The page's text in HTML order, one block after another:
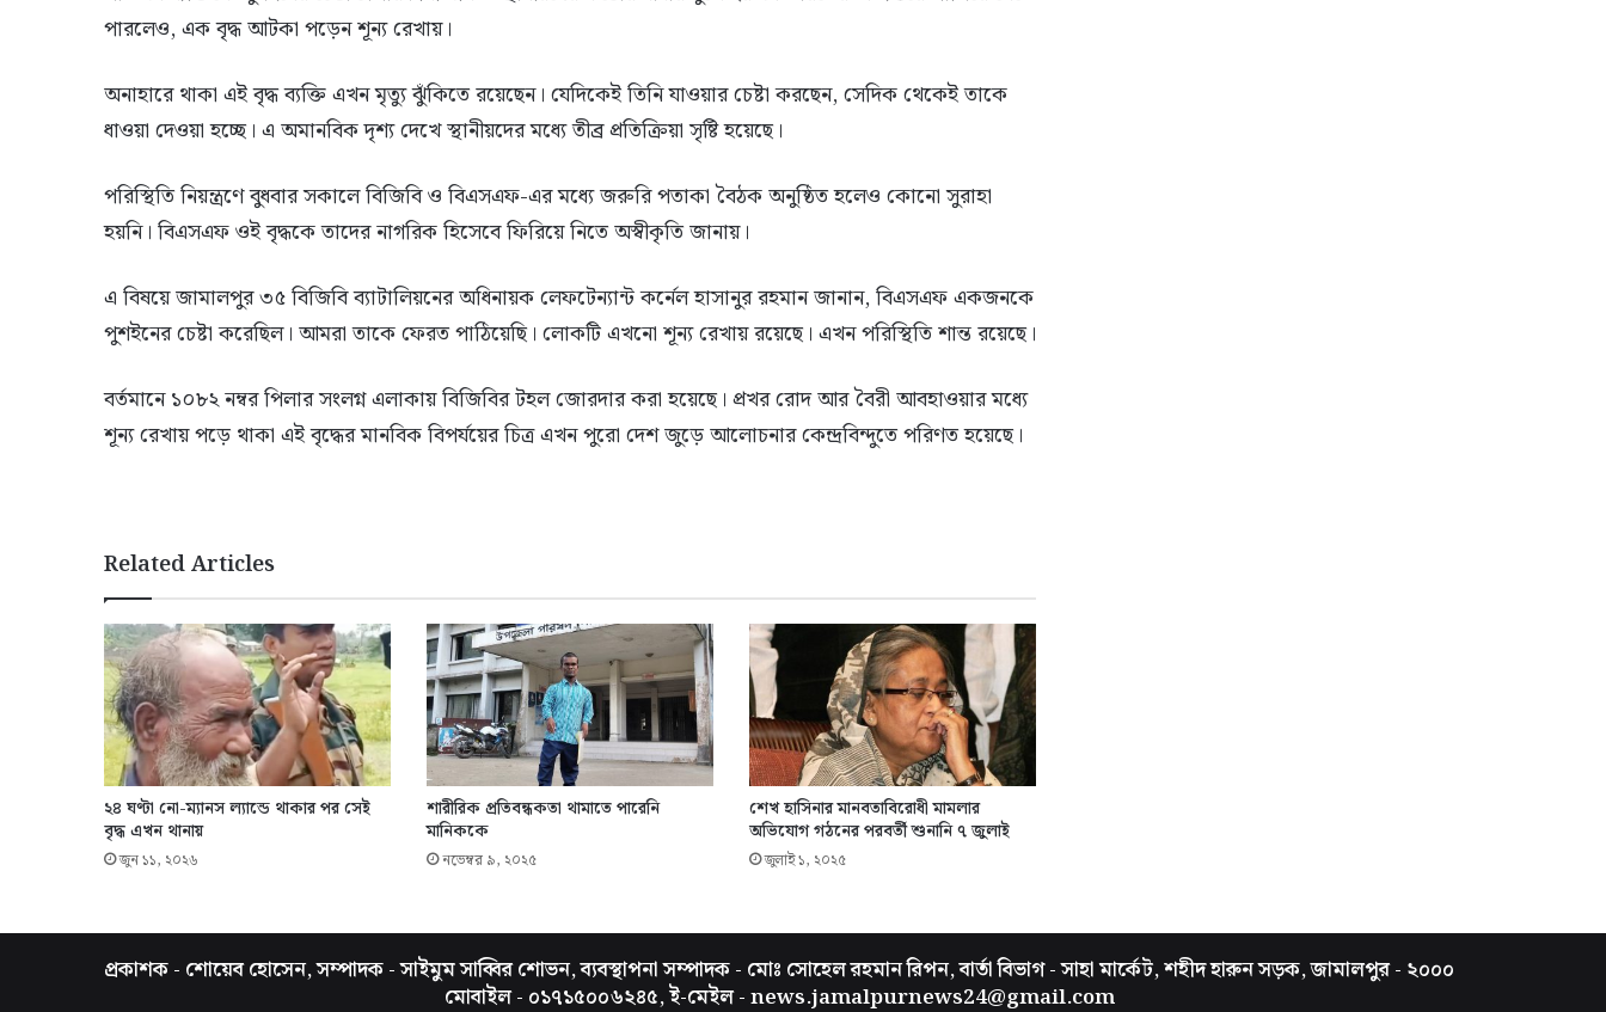
পারলেও, এক বৃদ্ধ আটকা পড়েন শূন্য রেখায়।
অনাহারে থাকা এই বৃদ্ধ ব্যক্তি এখন মৃত্যু ঝুঁকিতে রয়েছেন। যেদিকেই তিনি যাওয়ার চেষ্টা করছেন, সেদিক থেকেই তাকে
ধাওয়া দেওয়া হচ্ছে। এ অমানবিক দৃশ্য দেখে স্থানীয়দের মধ্যে তীব্র প্রতিক্রিয়া সৃষ্টি হয়েছে।
পরিস্থিতি নিয়ন্ত্রণে বুধবার সকালে বিজিবি ও বিএসএফ-এর মধ্যে জরুরি পতাকা বৈঠক অনুষ্ঠিত হলেও কোনো সুরাহা
হয়নি। বিএসএফ ওই বৃদ্ধকে তাদের নাগরিক হিসেবে ফিরিয়ে নিতে অস্বীকৃতি জানায়।
এ বিষয়ে জামালপুর ৩৫ বিজিবি ব্যাটালিয়নের অধিনায়ক লেফটেন্যান্ট কর্নেল হাসানুর রহমান জানান, বিএসএফ একজনকে
পুশইনের চেষ্টা করেছিল। আমরা তাকে ফেরত পাঠিয়েছি। লোকটি এখনো শূন্য রেখায় রয়েছে। এখন পরিস্থিতি শান্ত রয়েছে।
বর্তমানে ১০৮২ নম্বর পিলার সংলগ্ন এলাকায় বিজিবির টহল জোরদার করা হয়েছে। প্রখর রোদ আর বৈরী আবহাওয়ার মধ্যে
শূন্য রেখায় পড়ে থাকা এই বৃদ্ধের মানবিক বিপর্যয়ের চিত্র এখন পুরো দেশ জুড়ে আলোচনার কেন্দ্রবিন্দুতে পরিণত হয়েছে।
Related Articles
২৪ ঘণ্টা নো-ম্যানস ল্যান্ডে থাকার পর সেই
বৃদ্ধ এখন থানায়
জুন ১১, ২০২৬
শারীরিক প্রতিবন্ধকতা থামাতে পারেনি
মানিককে
নভেম্বর ৯, ২০২৫
শেখ হাসিনার মানবতাবিরোধী মামলার
অভিযোগ গঠনের পরবর্তী শুনানি ৭ জুলাই
জুলাই ১, ২০২৫
প্রকাশক - শোয়েব হোসেন, সম্পাদক - সাইমুম সাব্বির শোভন, ব্যবস্থাপনা সম্পাদক - মোঃ সোহেল রহমান রিপন, বার্তা বিভাগ - সাহা মার্কেট, শহীদ হারুন সড়ক, জামালপুর - ২০০০
মোবাইল - ০১৭১৫০০৬২৪৫, ই-মেইল - news.jamalpurnews24@gmail.com